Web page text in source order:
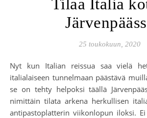
Tilaa Italia
25 toukokuun, 2020
Nyt kun Italian reissua saa vielä hetken odotella, on
italialaiseen tunnelmaan päästävä
se on tehty helpoksi täällä
nimittäin tilata arkena herkullisen
antipastoplatterin viikonlopun iloksi.